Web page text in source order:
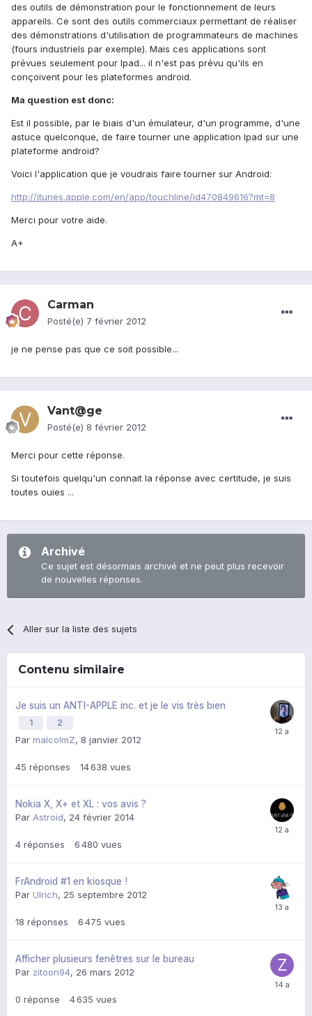
des outils de démonstration pour le fonctionnement de leurs
appareils. Ce sont des outils commerciaux permettant de réaliser
des démonstrations d'utilisation de programmateurs de machines
(fours industriels par exemple). Mais ces applications sont
prévues seulement pour Ipad... il n'est pas prévu qu'ils en
conçoivent pour les plateformes android.
Ma question est donc:
Est il possible, par le biais d'un émulateur, d'un programme, d'une
astuce quelconque, de faire tourner une application Ipad sur une
plateforme android?
Voici l'application que je voudrais faire tourner sur Android:
http://itunes.apple.com/en/app/touchline/id470849616?mt=8
Merci pour votre aide.
A+
Carman
Posté(e) 7 février 2012
je ne pense pas que ce soit possible...
Vant@ge
Posté(e) 8 février 2012
Merci pour cette réponse.
Si toutefois quelqu'un connait la réponse avec certitude, je suis
toutes ouies ...
Archivé
Ce sujet est désormais archivé et ne peut plus recevoir
de nouvelles réponses.
Aller sur la liste des sujets
Contenu similaire
Je suis un ANTI-APPLE inc. et je le vis très bien
1 2
Par malcolmZ, 8 janvier 2012
45 réponses 14 638 vues
Nokia X, X+ et XL : vos avis ?
Par Astroid, 24 février 2014
4 réponses 6 480 vues
FrAndroid #1 en kiosque !
Par Ulrich, 25 septembre 2012
18 réponses 6 475 vues
Afficher plusieurs fenêtres sur le bureau
Par zitoon94, 26 mars 2012
0 réponse 4 635 vues